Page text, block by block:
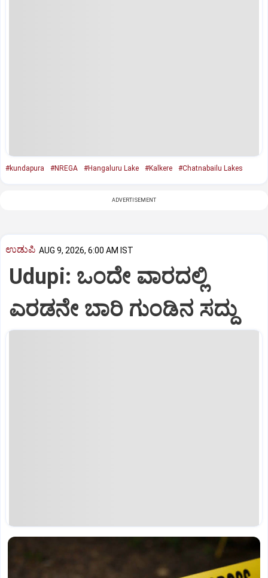
#kundapura #NREGA #Hangaluru Lake #Kalkere #Chatnabailu Lakes
ADVERTISEMENT
ಉಡುಪಿ AUG 9, 2026, 6:00 AM IST
Udupi: ಒಂದೇ ವಾರದಲ್ಲಿ
ಎರಡನೇ ಬಾರಿ ಗುಂಡಿನ ಸದ್ದು